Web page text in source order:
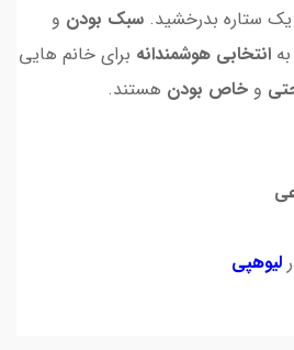
ستاره بدرخشید. سبک بودن و
انتخابی هوشمندانه برای خانم هایی
و خاص بودن هستند.
لیوهپی